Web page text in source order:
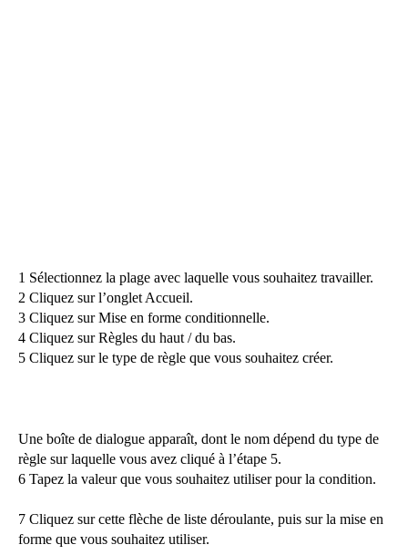
1 Sélectionnez la plage avec laquelle vous souhaitez travailler.
2 Cliquez sur l’onglet Accueil.
3 Cliquez sur Mise en forme conditionnelle.
4 Cliquez sur Règles du haut / du bas.
5 Cliquez sur le type de règle que vous souhaitez créer.
Une boîte de dialogue apparaît, dont le nom dépend du type de
règle sur laquelle vous avez cliqué à l’étape 5.
6 Tapez la valeur que vous souhaitez utiliser pour la condition.
7 Cliquez sur cette flèche de liste déroulante, puis sur la mise en
forme que vous souhaitez utiliser.